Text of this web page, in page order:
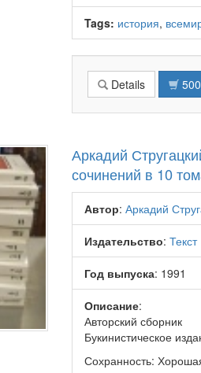
Tags: история,
Details
Аркадий
сочинений в 10
Автор: Аркадий
Издательство: Текст
Год выпуска: 1991
Описание:
Авторский сборник
Букинистическое
Сохранность: